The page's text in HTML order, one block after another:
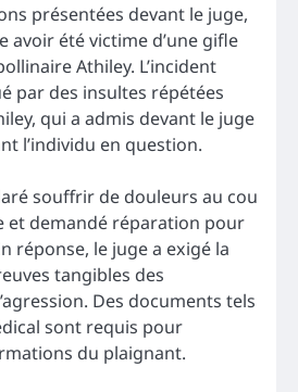
présentées devant le juge,
avoir été victime d’une gifle
Athiley. L’incident
par des insultes répétées
qui a admis devant le juge
l’individu en question.
souffrir de douleurs au cou
et demandé réparation pour
réponse, le juge a exigé la
tangibles des
Des documents tels
sont requis pour
du plaignant.